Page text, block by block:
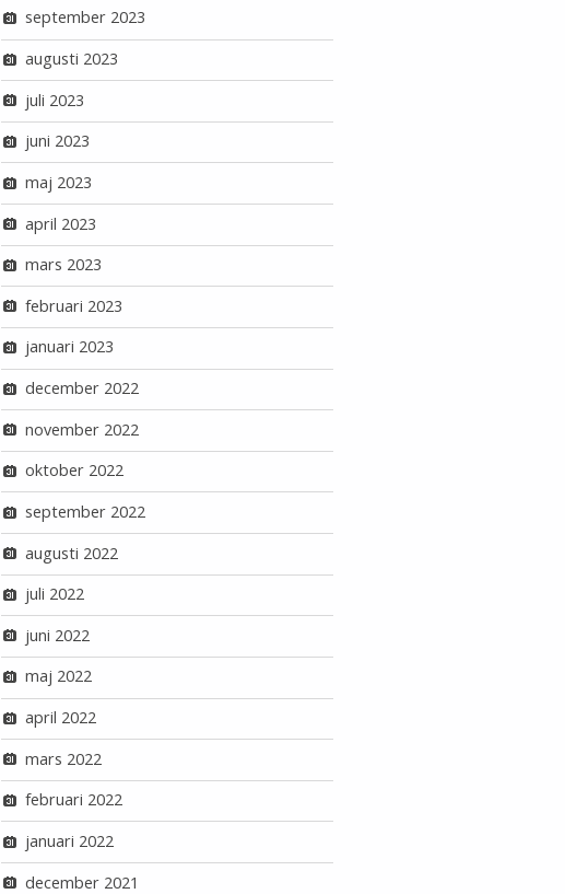
september 2023
augusti 2023
juli 2023
juni 2023
maj 2023
april 2023
mars 2023
februari 2023
januari 2023
december 2022
november 2022
oktober 2022
september 2022
augusti 2022
juli 2022
juni 2022
maj 2022
april 2022
mars 2022
februari 2022
januari 2022
december 2021